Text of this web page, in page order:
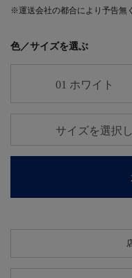
※運送会社の都合により予告無
色／サイズを選ぶ